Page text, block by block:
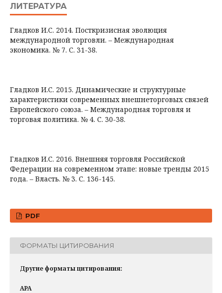
ЛИТЕРАТУРА
Гладков И.С. 2014. Посткризисная эволюция
международной торговли. – Международная
экономика. № 7. С. 31-38.
Гладков И.С. 2015. Динамические и структурные
характеристики современных внешнеторговых связей
Европейского союза. – Международная торговля и
торговая политика. № 4. С. 30-38.
Гладков И.С. 2016. Внешняя торговля Российской
Федерации на современном этапе: новые тренды 2015
года. – Власть. № 3. С. 136-145.
PDF
ФОРМАТЫ ЦИТИРОВАНИЯ
Другие форматы цитирования:
APA